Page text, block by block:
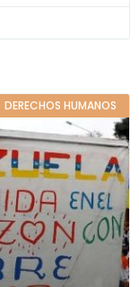
DERECHOS HUMANOS